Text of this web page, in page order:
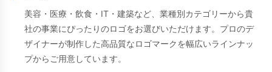
美容・医療・飲食・IT・建築など、業種別カテゴリーから貴
社の事業にぴったりのロゴをお選びいただけます。プロのデ
ザイナーが制作した高品質なロゴマークを幅広いラインナッ
プからご用意しています。